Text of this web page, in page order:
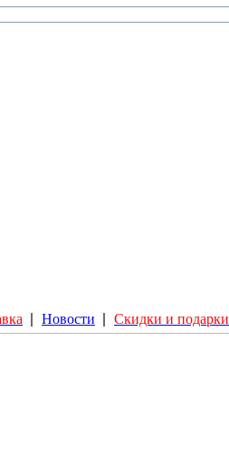
Новости Скидки и подарки